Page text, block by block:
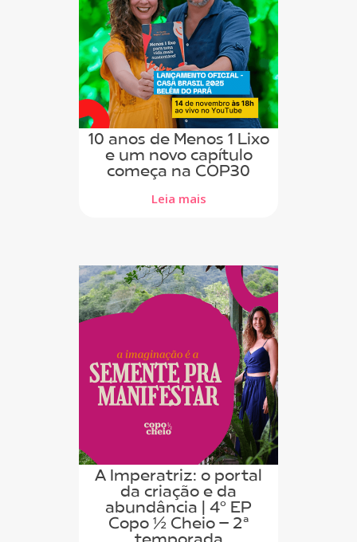
10 anos de Menos 1 Lixo
e um novo capítulo
começa na COP30
Leia mais
A Imperatriz: o portal
da criação e da
abundância | 4º EP
Copo ½ Cheio – 2ª